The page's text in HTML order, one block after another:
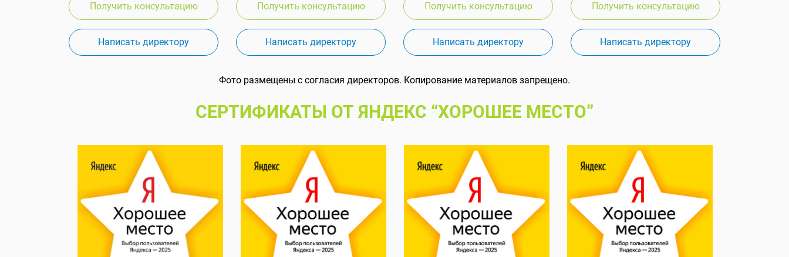
Получить консультацию
Написать директору
Получить консультацию
Написать директору
Получить консультацию
Написать директору
Получить консультацию
Написать директору
Фото размещены с согласия директоров. Копирование материалов запрещено.
СЕРТИФИКАТЫ ОТ ЯНДЕКС “ХОРОШЕЕ МЕСТО”